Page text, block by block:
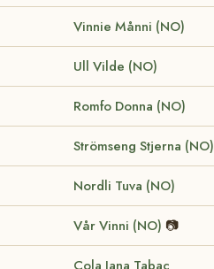
Vinnie Månni (NO)
Ull Vilde (NO)
Romfo Donna (NO)
Strömseng Stjerna (NO)
Nordli Tuva (NO)
Vår Vinni (NO) 📷
Cola Jana Tabac